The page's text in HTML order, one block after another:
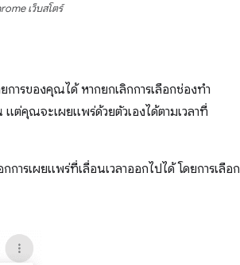
เว็บสโตร์
ารของคุณได้ หากยกเลิกการเลือกช่องทำ
ต่คุณจะเผยแพร่ด้วยตัวเองได้ตามเวลาที่
ารเผยแพร่ที่เลื่อนเวลาออกไปได้ โดยการเลือก